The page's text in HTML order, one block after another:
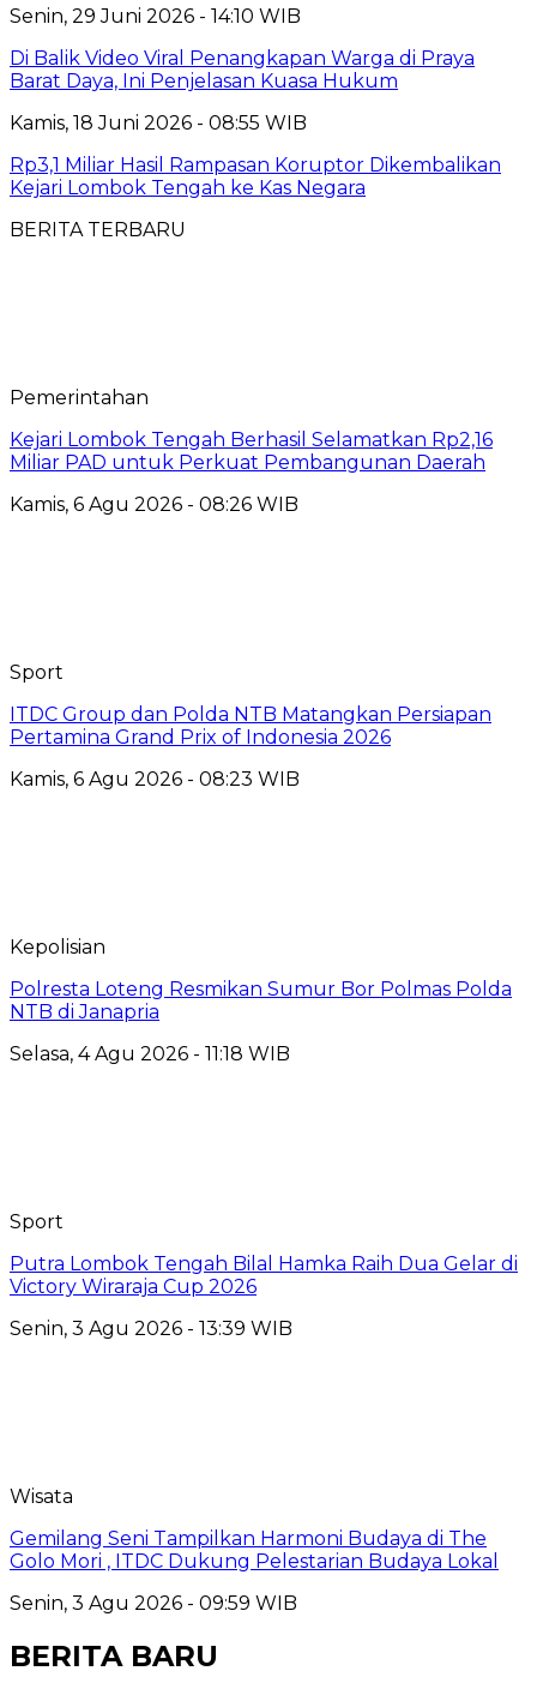
Senin, 29 Juni 2026 - 14:10 WIB
Di Balik Video Viral Penangkapan Warga di Praya
Barat Daya, Ini Penjelasan Kuasa Hukum
Kamis, 18 Juni 2026 - 08:55 WIB
Rp3,1 Miliar Hasil Rampasan Koruptor Dikembalikan
Kejari Lombok Tengah ke Kas Negara
BERITA TERBARU
Pemerintahan
Kejari Lombok Tengah Berhasil Selamatkan Rp2,16
Miliar PAD untuk Perkuat Pembangunan Daerah
Kamis, 6 Agu 2026 - 08:26 WIB
Sport
ITDC Group dan Polda NTB Matangkan Persiapan
Pertamina Grand Prix of Indonesia 2026
Kamis, 6 Agu 2026 - 08:23 WIB
Kepolisian
Polresta Loteng Resmikan Sumur Bor Polmas Polda
NTB di Janapria
Selasa, 4 Agu 2026 - 11:18 WIB
Sport
Putra Lombok Tengah Bilal Hamka Raih Dua Gelar di
Victory Wiraraja Cup 2026
Senin, 3 Agu 2026 - 13:39 WIB
Wisata
Gemilang Seni Tampilkan Harmoni Budaya di The
Golo Mori , ITDC Dukung Pelestarian Budaya Lokal
Senin, 3 Agu 2026 - 09:59 WIB
BERITA BARU